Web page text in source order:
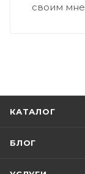
своим
КАТАЛОГ
БЛОГ